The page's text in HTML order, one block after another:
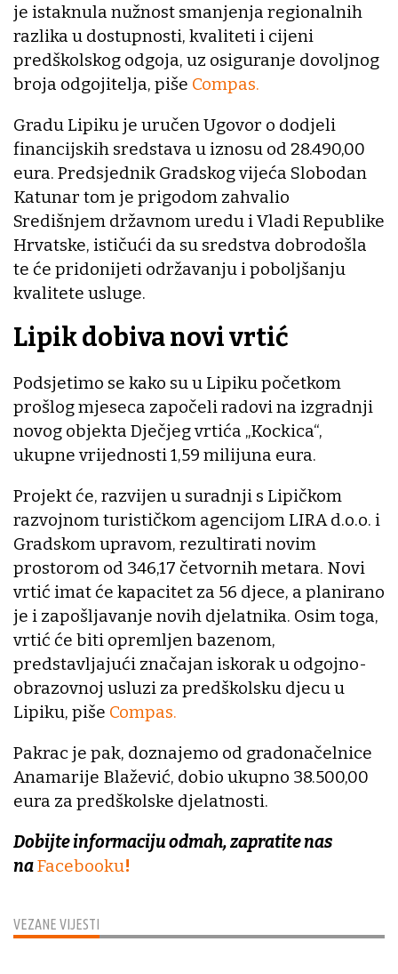
VEZANE VIJESTI
je istaknula nužnost smanjenja regionalnih
razlika u dostupnosti, kvaliteti i cijeni
predškolskog odgoja, uz osiguranje dovoljnog
broja odgojitelja, piše Compas.
Gradu Lipiku je uručen Ugovor o dodjeli
financijskih sredstava u iznosu od 28.490,00
eura. Predsjednik Gradskog vijeća Slobodan
Katunar tom je prigodom zahvalio
Središnjem državnom uredu i Vladi Republike
Hrvatske, ističući da su sredstva dobrodošla
te će pridonijeti održavanju i poboljšanju
kvalitete usluge.
Lipik dobiva novi vrtić
Podsjetimo se kako su u Lipiku početkom
prošlog mjeseca započeli radovi na izgradnji
novog objekta Dječjeg vrtića „Kockica“,
ukupne vrijednosti 1,59 milijuna eura.
Projekt će, razvijen u suradnji s Lipičkom
razvojnom turističkom agencijom LIRA d.o.o. i
Gradskom upravom, rezultirati novim
prostorom od 346,17 četvornih metara. Novi
vrtić imat će kapacitet za 56 djece, a planirano
je i zapošljavanje novih djelatnika. Osim toga,
vrtić će biti opremljen bazenom,
predstavljajući značajan iskorak u odgojno-
obrazovnoj usluzi za predškolsku djecu u
Lipiku, piše Compas.
Pakrac je pak, doznajemo od gradonačelnice
Anamarije Blažević, dobio ukupno 38.500,00
eura za predškolske djelatnosti.
Dobijte informaciju odmah, zapratite nas
naFacebooku!